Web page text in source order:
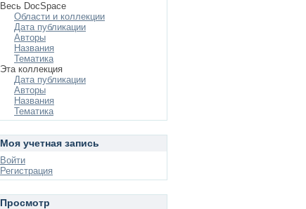
Весь DocSpace
Области и коллекции
Дата публикации
Авторы
Названия
Тематика
Эта коллекция
Дата публикации
Авторы
Названия
Тематика
Моя учетная запись
Войти
Регистрация
Просмотр